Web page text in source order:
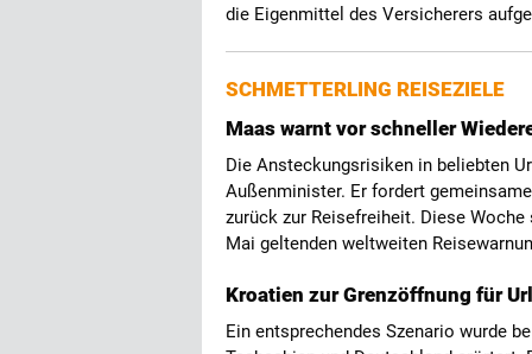
die Eigenmittel des Versicherers
SCHMETTERLING REISEZIELE
Maas warnt vor schneller
Die Ansteckungsrisiken in beliebten
Außenminister. Er fordert
zurück zur Reisefreiheit. Diese
Mai geltenden weltweiten
Kroatien zur Grenzöffnung für
Ein entsprechendes Szenario wurde